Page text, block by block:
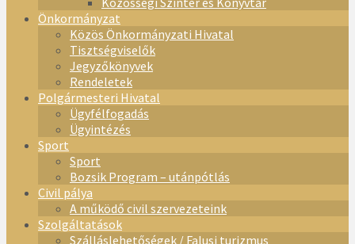
Önkormányzat
Közös Önkormányzati Hivatal
Tisztségviselők
Jegyzőkönyvek
Rendeletek
Polgármesteri Hivatal
Ügyfélfogadás
Ügyintézés
Sport
Sport
Bozsik Program – utánpótlás
Civil pálya
A működő civil szervezeteink
Szolgáltatások
Szálláslehetőségek / Falusi turizmus